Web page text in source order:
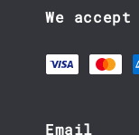
We accept
Email